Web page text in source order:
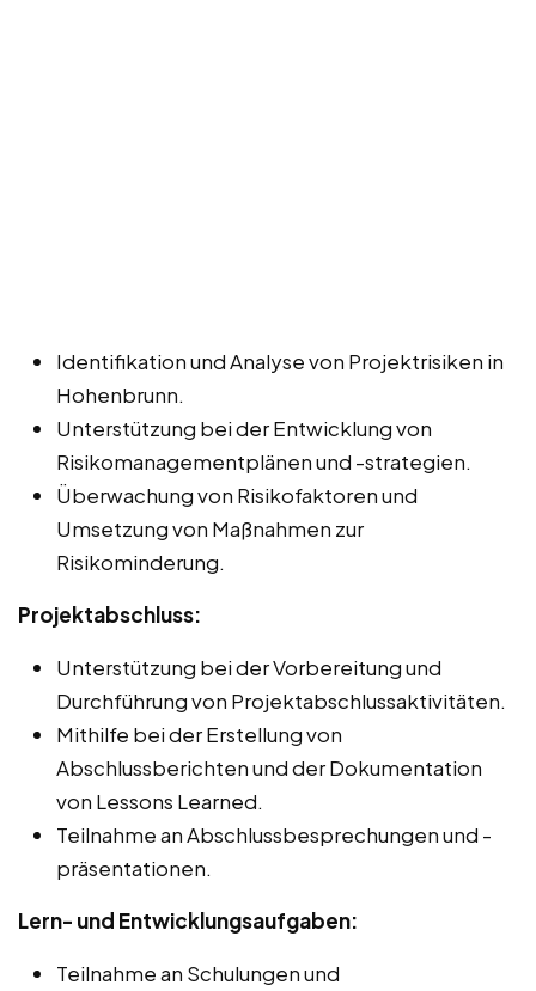
Identifikation und Analyse von Projektrisiken in
Hohenbrunn.
Unterstützung bei der Entwicklung von
Risikomanagementplänen und -strategien.
Überwachung von Risikofaktoren und
Umsetzung von Maßnahmen zur
Risikominderung.
Projektabschluss:
Unterstützung bei der Vorbereitung und
Durchführung von Projektabschlussaktivitäten.
Mithilfe bei der Erstellung von
Abschlussberichten und der Dokumentation
von Lessons Learned.
Teilnahme an Abschlussbesprechungen und -
präsentationen.
Lern- und Entwicklungsaufgaben:
Teilnahme an Schulungen und